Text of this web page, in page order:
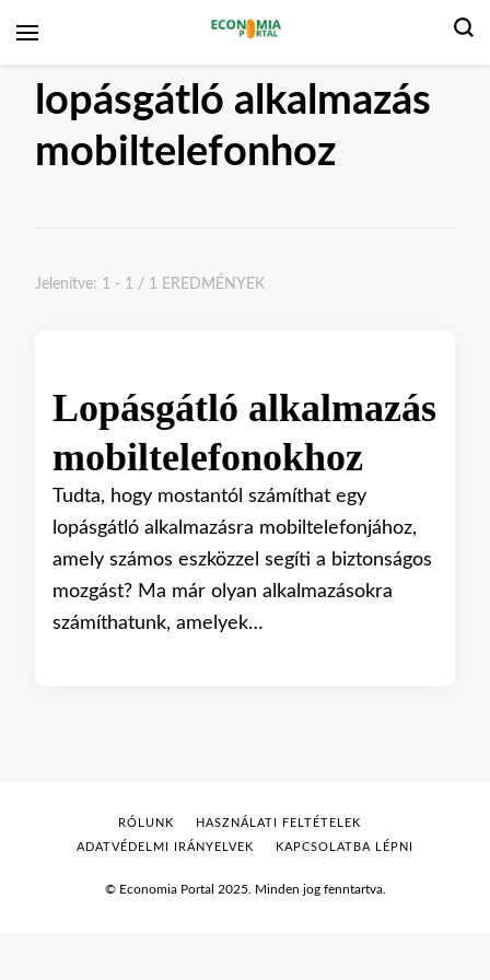
lopásgátló alkalmazás
mobiltelefonhoz
Jelenítve: 1 - 1 / 1 EREDMÉNYEK
Lopásgátló alkalmazás
mobiltelefonokhoz
Tudta, hogy mostantól számíthat egy
lopásgátló alkalmazásra mobiltelefonjához,
amely számos eszközzel segíti a biztonságos
mozgást? Ma már olyan alkalmazásokra
számíthatunk, amelyek…
© Economia Portal 2025. Minden jog fenntartva.
RÓLUNK
HASZNÁLATI FELTÉTELEK
ADATVÉDELMI IRÁNYELVEK
KAPCSOLATBA LÉPNI